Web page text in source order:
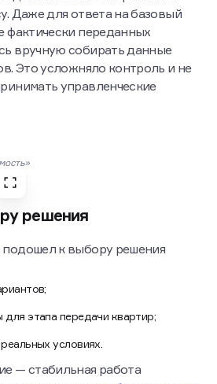
Даже для ответа на базовый
фактически переданных
вручную собирать данные
Это усложняло контроль и не
управленческие